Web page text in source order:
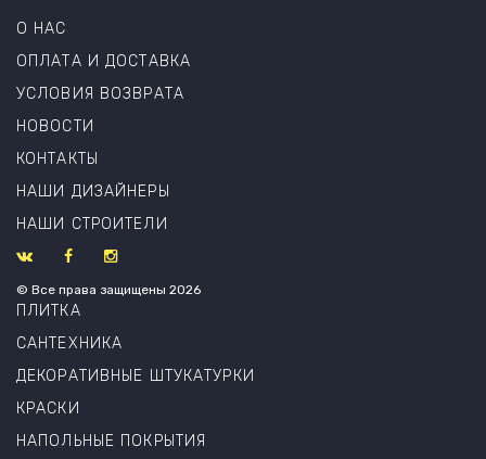
О НАС
ОПЛАТА И ДОСТАВКА
УСЛОВИЯ ВОЗВРАТА
НОВОСТИ
КОНТАКТЫ
НАШИ ДИЗАЙНЕРЫ
НАШИ СТРОИТЕЛИ
© Все права защищены 2026
ПЛИТКА
САНТЕХНИКА
ДЕКОРАТИВНЫЕ ШТУКАТУРКИ
КРАСКИ
НАПОЛЬНЫЕ ПОКРЫТИЯ